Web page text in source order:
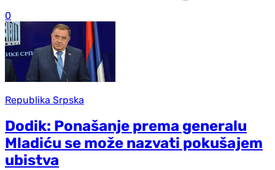
0
Republika Srpska
Dodik: Ponašanje prema generalu
Mladiću se može nazvati pokušajem
ubistva